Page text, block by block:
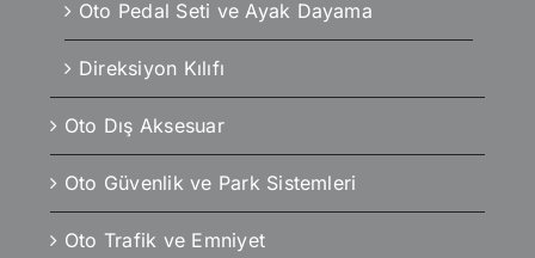
Oto Pedal Seti ve Ayak Dayama
Direksiyon Kılıfı
Oto Dış Aksesuar
Oto Güvenlik ve Park Sistemleri
Oto Trafik ve Emniyet